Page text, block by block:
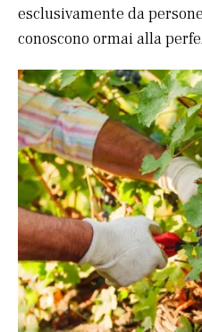
esclusivamente da
conoscono ormai alla